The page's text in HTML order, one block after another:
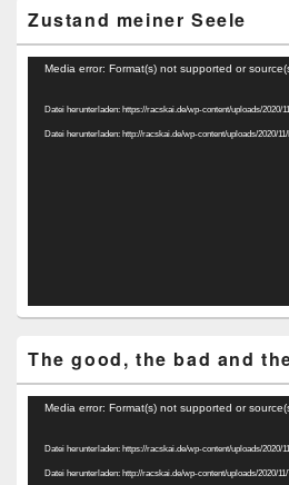
Zustand meiner Seele
Video-
Media error: Format(s) not supported or
Datei herunterladen: https://racskai.de/wp-content/uploads/2020/
Datei herunterladen: http://racskai.de/wp-content/uploads/2020/
The good, the bad and
Video-
Media error: Format(s) not supported or
Datei herunterladen: https://racskai.de/wp-content/uploads/2020/
Datei herunterladen: http://racskai.de/wp-content/uploads/2020/